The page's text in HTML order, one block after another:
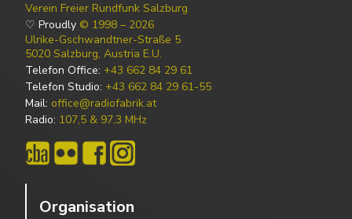
Verein Freier Rundfunk Salzburg
♡ Proudly © 1998 – 2026
Ulrike-Gschwandtner-Straße 5
5020 Salzburg, Austria E.U.
Telefon Office: +43 662 84 29 61
Telefon Studio: +43 662 84 29 61-55
Mail: office@radiofabrik.at
Radio: 107,5 & 97,3 MHz
Organisation